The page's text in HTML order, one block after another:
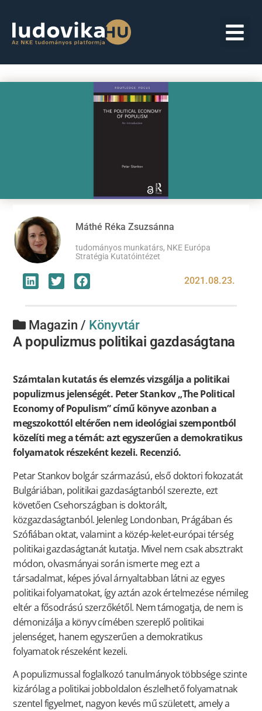
Máthé Réka Zsuzsánna
tudományos munkatárs, NKE Európa
Stratégia Kutatóintézet
2021.08.23.
Magazin / Könyvtár
A populizmus politikai gazdaságtana
Számtalan kutatás és elemzés vizsgálja a politikai
populizmus jelenségét. Peter Stankov „The Political
Economy of Populism” című könyve azonban a
megszokottól eltérően nem ideológiai szempontból
közelíti meg a témát: azt egyszerűen a demokratikus
folyamatok részeként kezeli. Recenzió.
Petar Stankov bolgár származású, első doktori fokozatát
Bulgáriában, politikai gazdaságtanból szerezte, ezt
követően Csehországban is doktorált,
közgazdaságtanból. Jelenleg Londonban, Prágában és
Szófiában oktat, valamint a közép-kelet-európai térség
politikai gazdaságtanát kutatja. Mivel nem csak absztrakt
módon, olvasmányai során ismerte meg ezt a
társadalmat, képes jóval árnyaltabban látni az egyes
politikai folyamatokat, így aztán azok értelmezése némileg
eltér a fősodrású szerzőkétől. Nem támogatja, de nem is
démonizálja a könyv címében szereplő politikai
jelenséget, hanem egyszerűen a demokratikus
folyamatok részeként kezeli.
A populizmussal foglalkozó tanulmányok többsége szinte
kizárólag a politikai jobboldalon észlelhető folyamatnak
szentel figyelmet, nagyon kevés mű született, amely a